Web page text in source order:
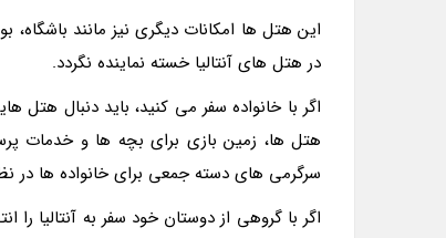
این هتل ها امکانات دیگری نیز مانند
در هتل های آنتالیا خسته نماینده نگردد.
اگر با خانواده سفر می کنید، باید دنبال هتل
هتل ها، زمین بازی برای بچه ها و خدمات
سرگرمی های دسته جمعی برای خانواده ها در
اگر با گروهی از دوستان خود سفر به آنتالیا